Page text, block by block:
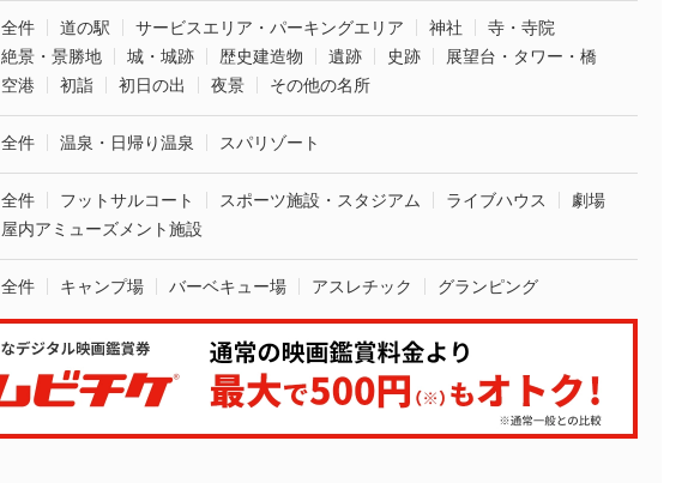
全件 道の駅 サービスエリア・パーキングエリア 神社
寺・寺院
絶景・景勝地
城・城跡 歴史建造物 遺跡 史跡
展望台・タワー・橋
空港
初詣 初日の出 夜景 その他の名所
全件 温泉・日帰り温泉 スパリゾート
全件 フットサルコート スポーツ施設・スタジアム ライブハウス
劇場
屋内アミューズメント施設
全件 キャンプ場 バーベキュー場 アスレチック グランピング